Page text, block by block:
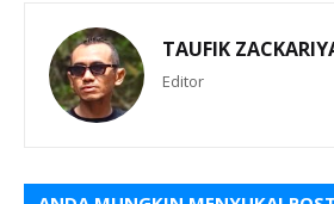
TAUFIK
Editor